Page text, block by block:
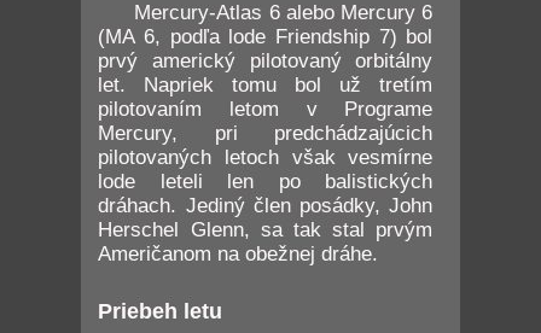
Mercury-Atlas 6 alebo Mercury 6
(MA 6, podľa lode Friendship 7) bol
prvý americký pilotovaný orbitálny
let. Napriek tomu bol už tretím
pilotovaním letom v Programe
Mercury, pri predchádzajúcich
pilotovaných letoch však vesmírne
lode leteli len po balistických
dráhach. Jediný člen posádky, John
Herschel Glenn, sa tak stal prvým
Američanom na obežnej dráhe.
Priebeh letu